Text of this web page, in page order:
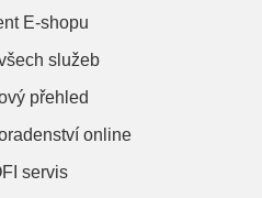
E-shopu
služeb
přehled
online
servis